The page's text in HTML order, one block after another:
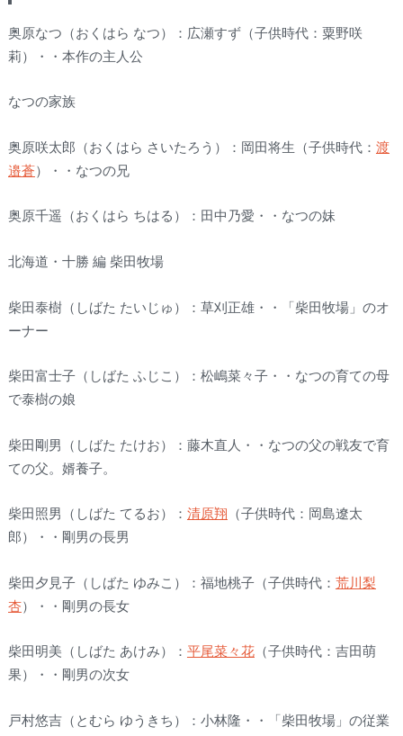
奥原なつ（おくはら なつ）：広瀬すず（子供時代：粟野咲
莉）・・本作の主人公
なつの家族
奥原咲太郎（おくはら さいたろう）：岡田将生（子供時代： 渡
邉蒼 ）・・なつの兄
奥原千遥（おくはら ちはる）：田中乃愛・・なつの妹
北海道・十勝 編 柴田牧場
柴田泰樹（しばた たいじゅ）：草刈正雄・・「柴田牧場」のオ
ーナー
柴田富士子（しばた ふじこ）：松嶋菜々子・・なつの育ての母
で泰樹の娘
柴田剛男（しばた たけお）：藤木直人・・なつの父の戦友で育
ての父。婿養子。
柴田照男（しばた てるお）： 清原翔
（子供時代：岡島遼太
郎）・・剛男の長男
柴田夕見子（しばた ゆみこ）：福地桃子（子供時代： 荒川梨
杏）・・剛男の長女
柴田明美（しばた あけみ）： 平尾菜々花（子供時代：吉田萌
果）・・剛男の次女
戸村悠吉（とむら ゆうきち）：小林隆・・「柴田牧場」の従業